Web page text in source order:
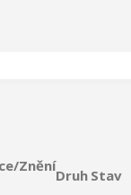
Znění
Druh Stav